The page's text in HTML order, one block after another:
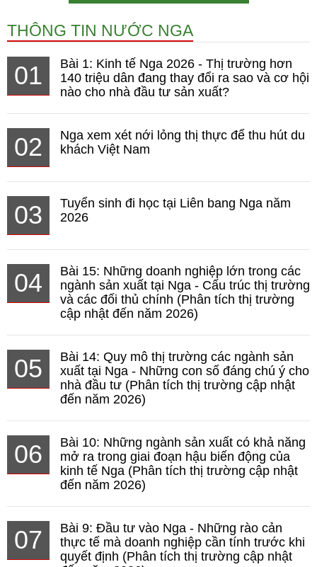
THÔNG TIN NƯỚC NGA
01
Bài 1: Kinh tế Nga 2026 - Thị trường hơn
140 triệu dân đang thay đổi ra sao và cơ hội
nào cho nhà đầu tư sản xuất?
02
Nga xem xét nới lỏng thị thực để thu hút du
khách Việt Nam
03
Tuyển sinh đi học tại Liên bang Nga năm
2026
04
Bài 15: Những doanh nghiệp lớn trong các
ngành sản xuất tại Nga - Cấu trúc thị trường
và các đối thủ chính (Phân tích thị trường
cập nhật đến năm 2026)
05
Bài 14: Quy mô thị trường các ngành sản
xuất tại Nga - Những con số đáng chú ý cho
nhà đầu tư (Phân tích thị trường cập nhật
đến năm 2026)
06
Bài 10: Những ngành sản xuất có khả năng
mở ra trong giai đoạn hậu biến động của
kinh tế Nga (Phân tích thị trường cập nhật
đến năm 2026)
07
Bài 9: Đầu tư vào Nga - Những rào cản
thực tế mà doanh nghiệp cần tính trước khi
quyết định (Phân tích thị trường cập nhật